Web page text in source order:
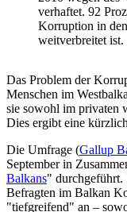
verhaftet. 92
Korruption in
weitverbreitet ist.
Das Problem der
Menschen im
sie sowohl im privaten
Dies ergibt eine
Die Umfrage (Gallup
September in
Balkans" durchgeführt.
Befragten im Balkan
"tiefgreifend" an –